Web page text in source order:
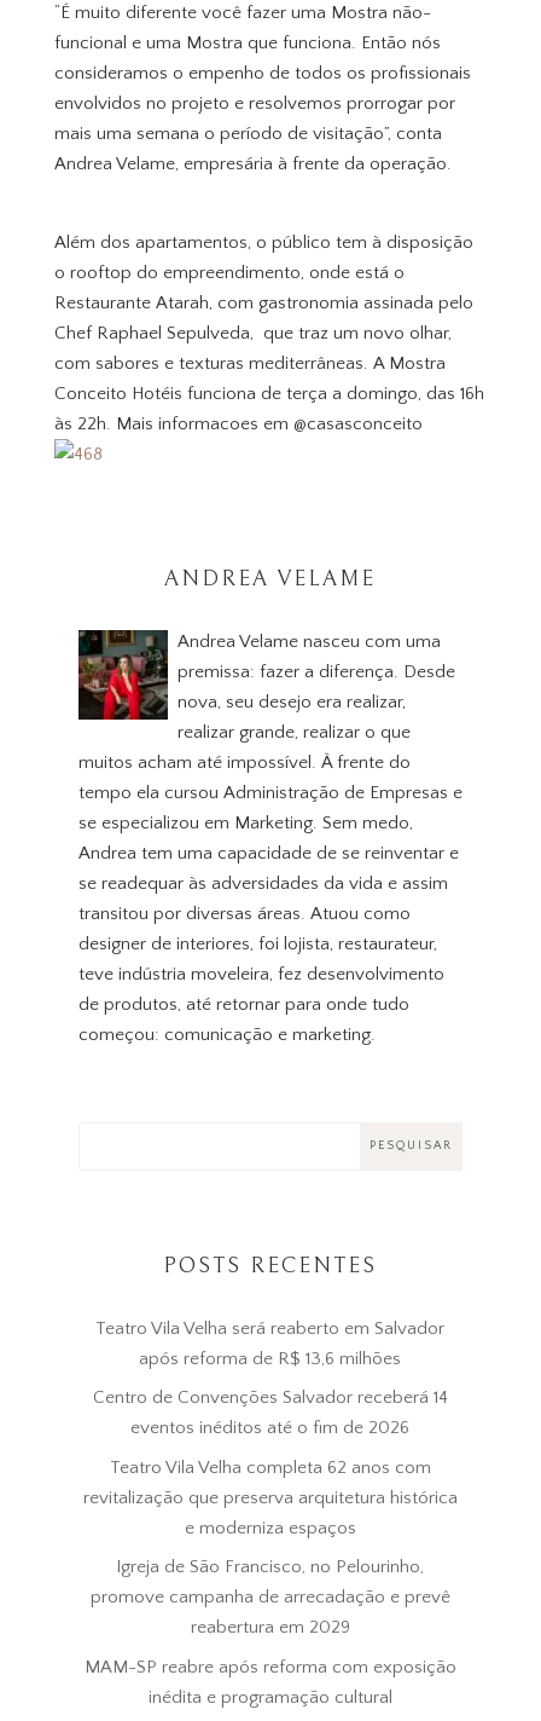
“É muito diferente você fazer uma Mostra não-
funcional e uma Mostra que funciona. Então nós
consideramos o empenho de todos os profissionais
envolvidos no projeto e resolvemos prorrogar por
mais uma semana o período de visitação”, conta
Andrea Velame, empresária à frente da operação.
Além dos apartamentos, o público tem à disposição
o rooftop do empreendimento, onde está o
Restaurante Atarah, com gastronomia assinada pelo
Chef Raphael Sepulveda, que traz um novo olhar,
com sabores e texturas mediterrâneas. A Mostra
Conceito Hotéis funciona de terça a domingo, das 16h
às 22h. Mais informacoes em @casasconceito
ANDREA VELAME
Andrea Velame nasceu com uma
premissa: fazer a diferença. Desde
nova, seu desejo era realizar,
realizar grande, realizar o que
muitos acham até impossível. À frente do
tempo ela cursou Administração de Empresas e
se especializou em Marketing. Sem medo,
Andrea tem uma capacidade de se reinventar e
se readequar às adversidades da vida e assim
transitou por diversas áreas. Atuou como
designer de interiores, foi lojista, restaurateur,
teve indústria moveleira, fez desenvolvimento
de produtos, até retornar para onde tudo
começou: comunicação e marketing.
POSTS RECENTES
Teatro Vila Velha será reaberto em Salvador
após reforma de R$ 13,6 milhões
Centro de Convenções Salvador receberá 14
eventos inéditos até o fim de 2026
Teatro Vila Velha completa 62 anos com
revitalização que preserva arquitetura histórica
e moderniza espaços
Igreja de São Francisco, no Pelourinho,
promove campanha de arrecadação e prevê
reabertura em 2029
MAM-SP reabre após reforma com exposição
inédita e programação cultural